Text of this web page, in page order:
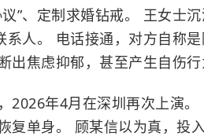
”、定制求婚钻戒。 王女士
系人。 电话接通，对方自称
出焦虑抑郁，甚至产生自伤行
2026年4月在深圳再次上演。
复单身。 顾某信以为真，投